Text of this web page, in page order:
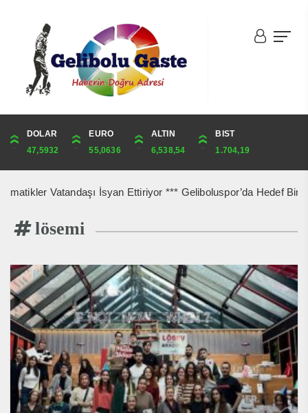
DOLAR
47,5932
EURO
55,0636
ALTIN
6,538,54
BIST
1.704,19
ONS
4,272,62
ALTIN
6,538,54
ÇEYREK
10,690,52
CUMHURİYET
43,872,00
Vatandaşı İsyan Ettiriyor *** Geliboluspor’da Hedef Bir
lösemi